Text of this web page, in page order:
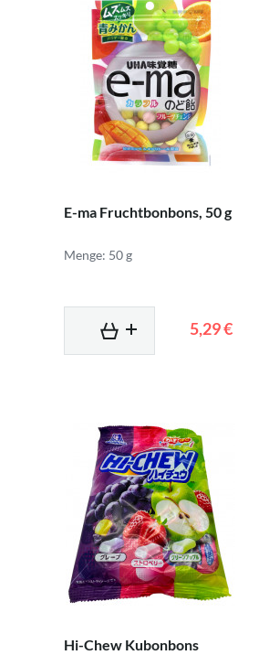
E-ma Fruchtbonbons, 50 g
Menge: 50 g
5,29 €
Hi-Chew Kubonbons